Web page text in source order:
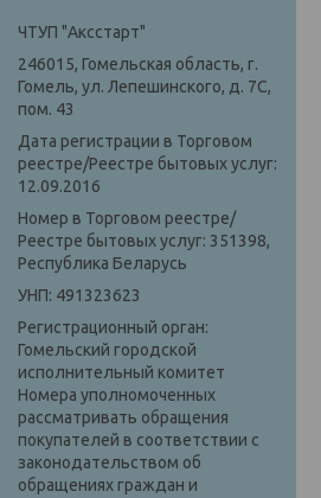
ЧТУП "Аксстарт"
246015, Гомельская область, г.
Гомель, ул. Лепешинского, д. 7С,
пом. 43
Дата регистрации в Торговом
реестре/Реестре бытовых услуг:
12.09.2016
Номер в Торговом реестре/
Реестре бытовых услуг: 351398,
Республика Беларусь
УНП: 491323623
Регистрационный орган:
Гомельский городской
исполнительный комитет
Номера уполномоченных
рассматривать обращения
покупателей в соответствии с
законодательством об
обращениях граждан и